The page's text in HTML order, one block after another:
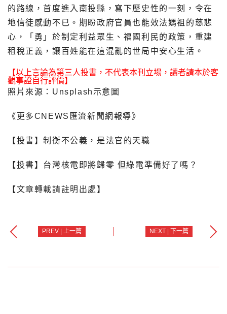
的路線，首度進入南投縣，寫下歷史性的一刻，令在
地信徒感動不已。期盼政府官員也能效法媽祖的慈悲
心，「勇」於制定利益眾生、福國利民的政策，重建
租稅正義，讓百姓能在這混亂的世局中安心生活。
【以上言論為第三人投書，不代表本刊立場，讀者請本於客
觀事證自行評價】
照片來源：Unsplash示意圖
《更多CNEWS匯流新聞網報導》
【投書】制衡不公義，是法官的天職
【投書】台灣核電即將歸零 但綠電準備好了嗎？
【文章轉載請註明出處】
PREV | 上一篇 NEXT | 下一篇